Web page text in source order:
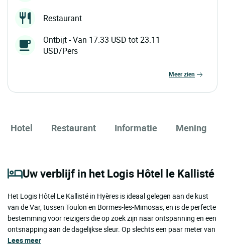
Restaurant
Ontbijt - Van 17.33 USD tot 23.11
USD/Pers
meer zien
Hotel Restaurant Informatie Mening
Uw verblijf in het Logis Hôtel le Kallisté
Het Logis Hôtel Le Kallisté in Hyères is ideaal gelegen aan de kust
van de Var, tussen Toulon en Bormes-les-Mimosas, en is de perfecte
bestemming voor reizigers die op zoek zijn naar ontspanning en een
ontsnapping aan de dagelijkse sleur. Op slechts een paar meter van
Lees meer